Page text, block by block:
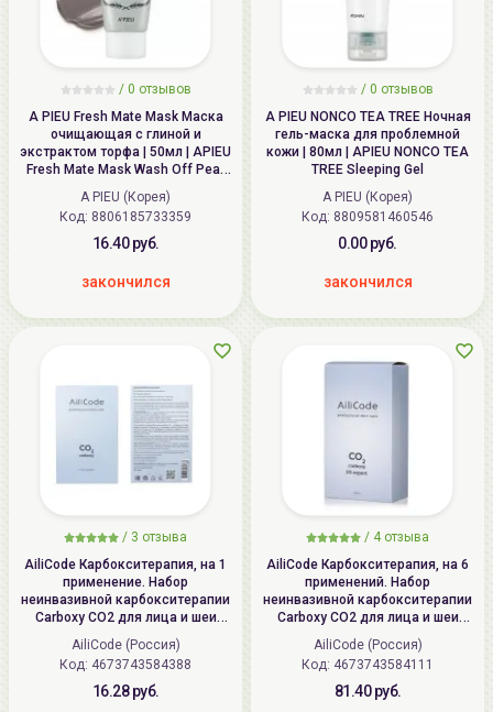
/ 0 отзывов
A PIEU Fresh Mate Mask Маска
очищающая с глиной и
экстрактом торфа | 50мл | APIEU
Fresh Mate Mask Wash Off Peat
Pore Clearing
A PIEU (Корея)
Код: 8806185733359
16.40 руб.
закончился
/ 0 отзывов
A PIEU NONCO TEA TREE Ночная
гель-маска для проблемной
кожи | 80мл | APIEU NONCO TEA
TREE Sleeping Gel
A PIEU (Корея)
Код: 8809581460546
0.00 руб.
закончился
/ 3 отзыва
AiliCode Карбокситерапия, на 1
применение. Набор
неинвазивной карбокситерапии
Carboxy CO2 для лица и шеи
(Гель Step1 25мл, Маска Step2
1шт)
AiliCode (Россия)
Код: 4673743584388
16.28 руб.
/ 4отзыва
AiliCode Карбокситерапия, на 6
применений. Набор
неинвазивной карбокситерапии
Carboxy CO2 для лица и шеи
(Гель Step1 6шт*25мл, Маска
Step2 6шт)
AiliCode (Россия)
Код: 4673743584111
81.40 руб.